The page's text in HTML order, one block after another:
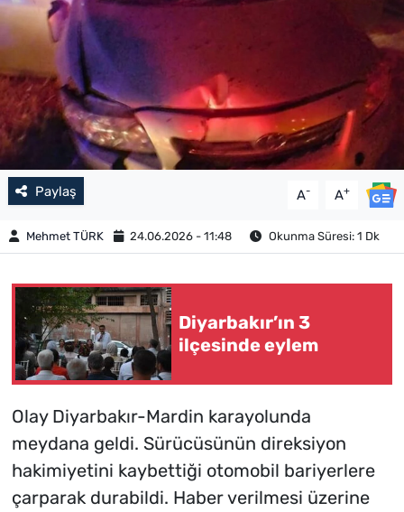
Paylaş A- A+
Mehmet TÜRK 24.06.2026 - 11:48 Okunma Süresi: 1 Dk
Diyarbakır’ın 3
ilçesinde eylem
Olay Diyarbakır-Mardin karayolunda
meydana geldi. Sürücüsünün direksiyon
hakimiyetini kaybettiği otomobil bariyerlere
çarparak durabildi. Haber verilmesi üzerine